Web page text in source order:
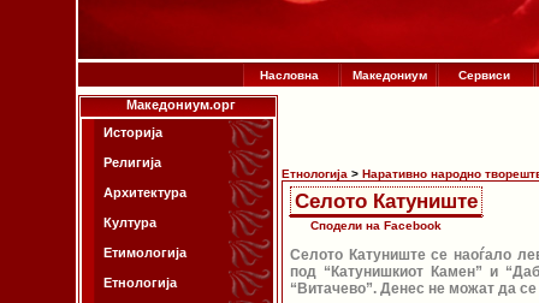
Насловна Македониум Сервиси
Македониум.орг
Историја
Религија
Архитектура
Култура
Етимологија
Етнологија
Етнологија > Наративно народно
Селото Катуниште
Сподели на Facebook
Селото Катуниште се наоѓало
под “Катунишкиот Камен” и
“Витачево”. Денес не можат да се